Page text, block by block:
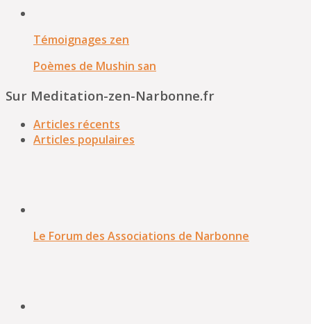
Témoignages zen
Poèmes de Mushin san
Sur Meditation-zen-Narbonne.fr
Articles récents
Articles populaires
Le Forum des Associations de Narbonne